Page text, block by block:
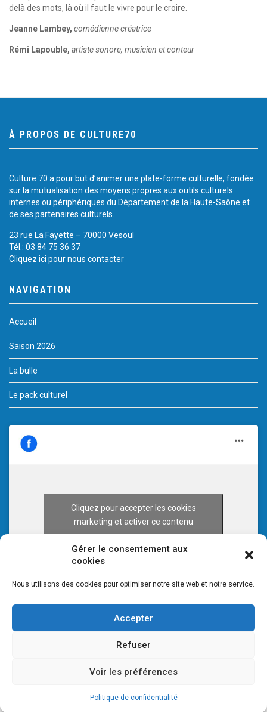
Gérer le consentement aux
cookies
Nous utilisons des cookies pour optimiser notre site web et notre service.
Accepter
Refuser
Voir les préférences
Politique de confidentialité
delà des mots, là où il faut le vivre pour le croire.
Jeanne Lambey, comédienne créatrice
Rémi Lapouble, artiste sonore, musicien et conteur
À PROPOS DE CULTURE70
Culture 70 a pour but d’animer une plate-forme culturelle, fondée
sur la mutualisation des moyens propres aux outils culturels
internes ou périphériques du Département de la Haute-Saône et
de ses partenaires culturels.
23 rue La Fayette – 70000 Vesoul
Tél.: 03 84 75 36 37
Cliquez ici pour nous contacter
NAVIGATION
Accueil
Saison 2026
La bulle
Le pack culturel
Cliquez pour accepter les cookies
marketing et activer ce contenu
© 2026 CULTURE 70 -Mentions légales-